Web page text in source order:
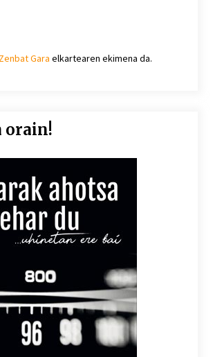
Zenbat Gara elkartearen ekimena da.
orain!